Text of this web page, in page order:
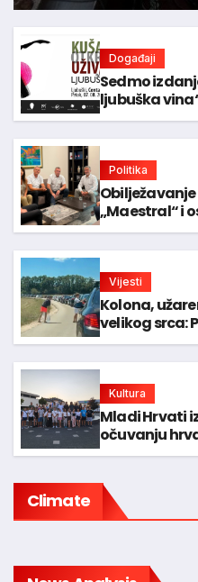
Događaji
Sedmo
ljubuška
Politika
Obilježavanje
„Maestral“ i
Vijesti
Kolona,
velikog srca:
regiju
Kultura
Mladi Hrvati
očuvanju
baštine
Climate